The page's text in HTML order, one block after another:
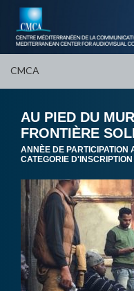
CMCA
AU PIED DU
FRONTIÈRE
ANNÈE DE PARTICIPATION
CATEGORIE D'INSCRIPTION